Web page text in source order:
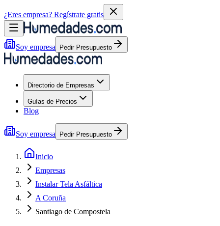
¿Eres empresa? Regístrate gratis
Soy empresa Pedir Presupuesto
Directorio de Empresas
Guías de Precios
Blog
Soy empresa Pedir Presupuesto
Inicio
Empresas
Instalar Tela Asfáltica
A Coruña
Santiago de Compostela